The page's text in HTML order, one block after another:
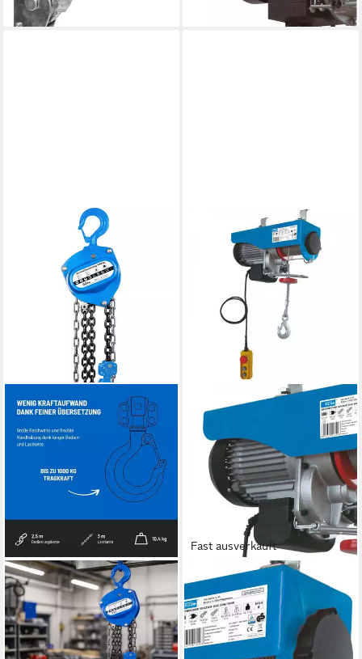
lieferbar - in 2-3 Werktagen bei dir
Fast ausverkauft
GÜDE
Seilzug Güde Ketten-
Flaschenzug 1000 kg
72,29 €
lieferbar - in 2-3 Werktagen bei dir
Fast ausverkauft
GÜDE
Seilzug Güde Elektrischer
Seilzug GSZ 500/1000
279,00 €
lieferbar - in 2-3 Werktagen bei dir